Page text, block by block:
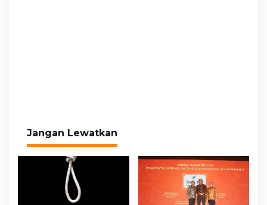
Jangan Lewatkan